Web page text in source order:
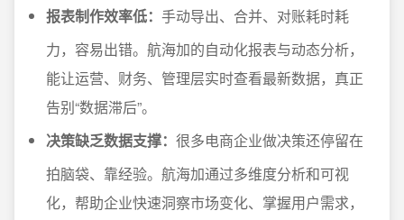
报表制作效率低： 手动导出、合并、对账耗时耗
力，容易出错。航海加的自动化报表与动态分析，
能让运营、财务、管理层实时查看最新数据，真正
告别“数据滞后”。
决策缺乏数据支撑： 很多电商企业做决策还停留在
拍脑袋、靠经验。航海加通过多维度分析和可视
化，帮助企业快速洞察市场变化、掌握用户需求，